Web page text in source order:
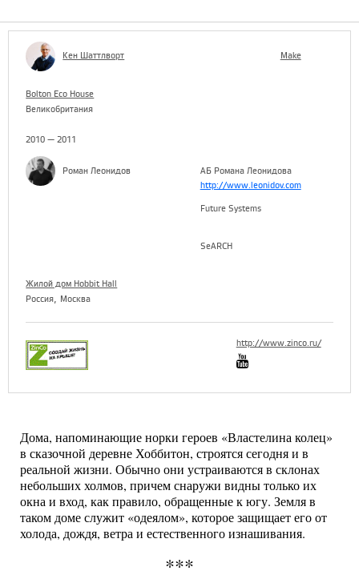
Кен Шаттлворт Make
Bolton Eco House
Великобритания
2010 — 2011
Роман Леонидов
АБ Романа Леонидова
http://www.leonidov.com
Future Systems
SeARCH
Жилой дом Hobbit Hall
Россия, Москва
http://www.zinco.ru/
Дома, напоминающие норки героев «Властелина колец»
в сказочной деревне Хоббитон, строятся сегодня и в
реальной жизни. Обычно они устраиваются в склонах
небольших холмов, причем снаружи видны только их
окна и вход, как правило, обращенные к югу. Земля в
таком доме служит «одеялом», которое защищает его от
холода, дождя, ветра и естественного изнашивания.
***